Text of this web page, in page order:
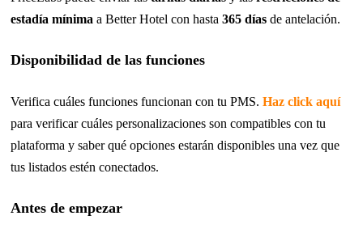
estadía mínima a Better Hotel con hasta 365 díasde antelación.
Disponibilidad de las funciones
Verifica cuáles funciones funcionan con tu PMS. Haz click aquí
para verificar cuáles personalizaciones son compatibles con tu
plataforma y saber qué opciones estarán disponibles una vez que
tus listados estén conectados.
Antes de empezar